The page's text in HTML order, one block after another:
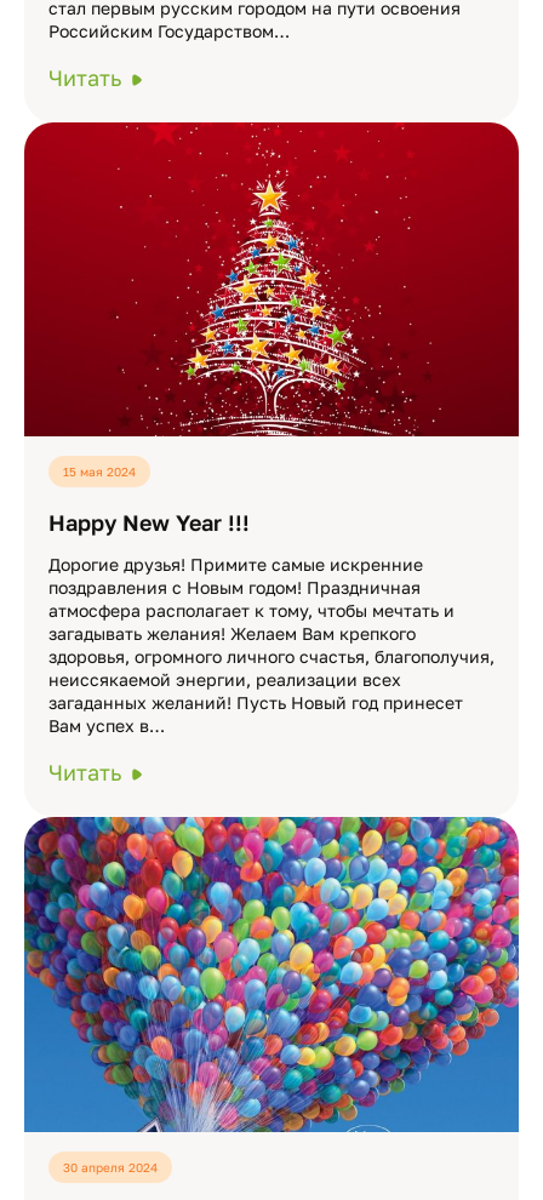
стал первым русским городом на пути освоения
Российским Государством…
Читать
15 мая 2024
Happy New Year !!!
Дорогие друзья! Примите самые искренние
поздравления с Новым годом! Праздничная
атмосфера располагает к тому, чтобы мечтать и
загадывать желания! Желаем Вам крепкого
здоровья, огромного личного счастья, благополучия,
неиссякаемой энергии, реализации всех
загаданных желаний! Пусть Новый год принесет
Вам успех в…
Читать
30 апреля 2024